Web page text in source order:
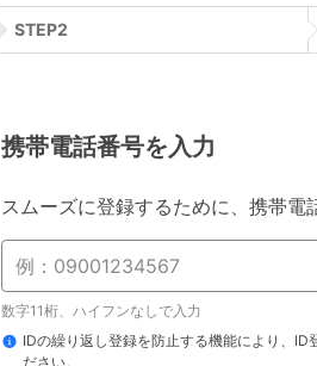
STEP2
携帯電話番号を入力
スムーズに登録するために、携帯電
数字11桁、ハイフンなしで入力
IDの繰り返し登録を防止する機能により、ID
ださい。